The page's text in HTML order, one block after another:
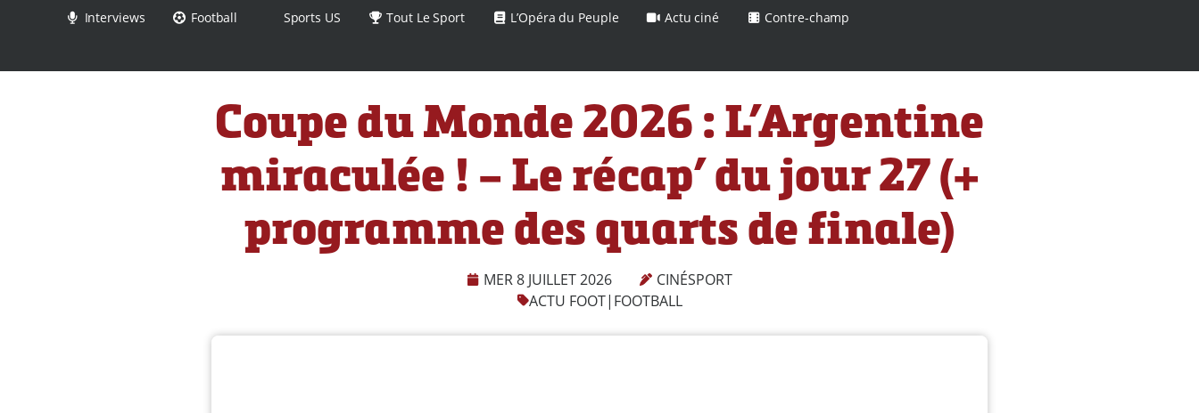
Interviews Football Sports US Tout Le Sport L’Opéra du Peuple Actu ciné Contre-champ
Coupe du Monde 2026 : L’Argentine
miraculée ! – Le récap’ du jour 27 (+
programme des quarts de finale)
MER 8 JUILLET 2026
CINÉSPORT
ACTU FOOT| FOOTBALL